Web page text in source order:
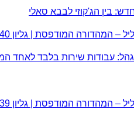
בין הג'קוזי לבבא סאלי
– המהדורה המודפסת | גליון 940
עבודות שירות בלבד לאחד
– המהדורה המודפסת | גליון 939